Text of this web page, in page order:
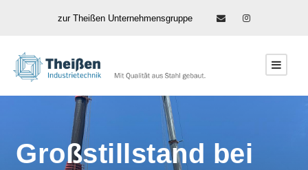
zur Theißen Unternehmensgruppe
Großstillstand bei